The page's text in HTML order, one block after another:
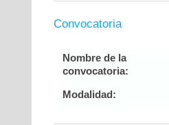
Convocatoria
Nombre de la
convocatoria:
Modalidad: